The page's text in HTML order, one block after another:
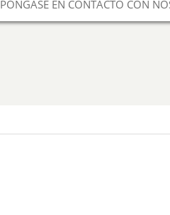
PÓNGASE EN CONTACTO CON